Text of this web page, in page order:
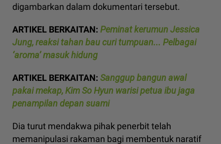
digambarkan dalam dokumentari tersebut.
ARTIKEL BERKAITAN: Peminat kerumun Jessica
Jung, reaksi tahan bau curi tumpuan... Pelbagai
‘aroma’ masuk hidung
ARTIKEL BERKAITAN: Sanggup bangun awal
pakai mekap, Kim So Hyun warisi petua ibu jaga
penampilan depan suami
Dia turut mendakwa pihak penerbit telah
memanipulasi rakaman bagi membentuk naratif